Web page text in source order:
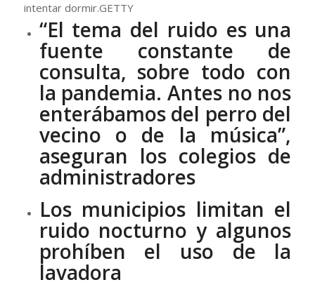
intentar dormir.GETTY
“El tema del ruido es una
fuente constante de
consulta, sobre todo con
la pandemia. Antes no nos
enterábamos del perro del
vecino o de la música”,
aseguran los colegios de
administradores
Los municipios limitan el
ruido nocturno y algunos
prohíben el uso de la
lavadora